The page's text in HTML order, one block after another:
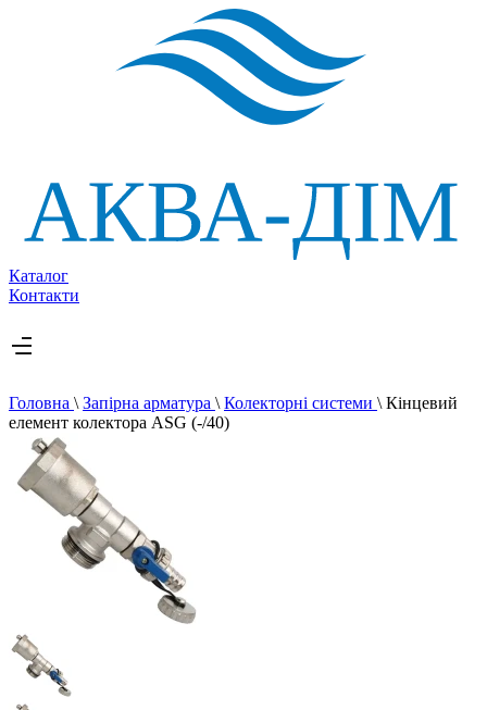
Каталог
Контакти
Головна \ Запірна арматура \ Колекторні системи \ Кінцевий
елемент колектора ASG (-/40)